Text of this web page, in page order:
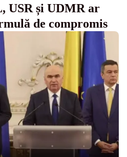
USR și UDMR ar
de compromis